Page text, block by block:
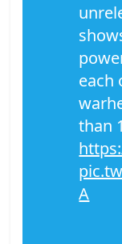
each
than
A